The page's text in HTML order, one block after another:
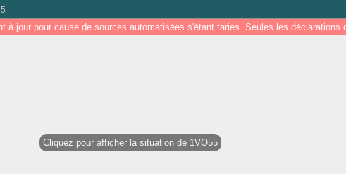
à jour pour cause de sources automatisées s'étant taries. Seules les
Cliquez pour afficher la situation de 1VO55